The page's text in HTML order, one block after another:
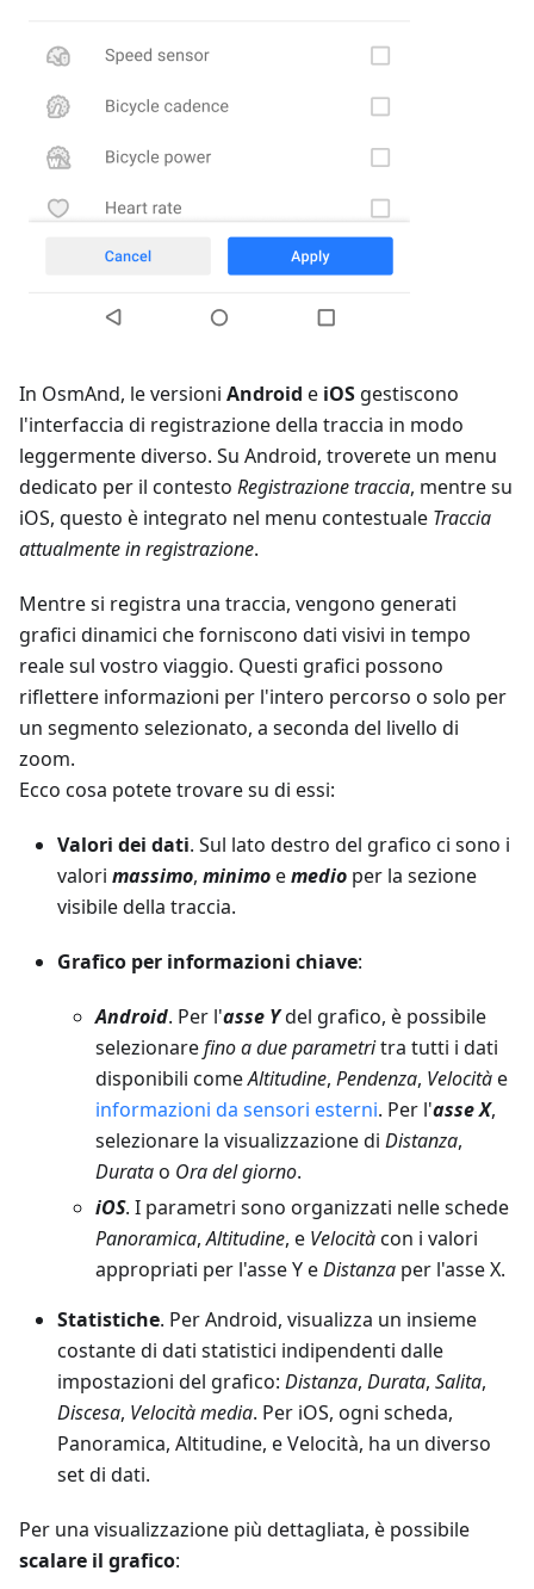
In OsmAnd, le versioni Android e iOS gestiscono
l'interfaccia di registrazione della traccia in modo
leggermente diverso. Su Android, troverete un menu
dedicato per il contesto Registrazione traccia, mentre su
iOS, questo è integrato nel menu contestuale Traccia
attualmente in registrazione.
Mentre si registra una traccia, vengono generati
grafici dinamici che forniscono dati visivi in tempo
reale sul vostro viaggio. Questi grafici possono
riflettere informazioni per l'intero percorso o solo per
un segmento selezionato, a seconda del livello di
zoom.
Ecco cosa potete trovare su di essi:
Valori dei dati. Sul lato destro del grafico ci sono i
valori massimo, minimoemedio per la sezione
visibile della traccia.
Grafico per informazioni chiave:
Android. Per l'asse Ydel grafico, è possibile
selezionarefino a due parametritra tutti i dati
disponibili comeAltitudine, Pendenza, Velocitàe
informazioni da sensori esterni. Per l'asse X,
selezionare la visualizzazione di Distanza,
Duratao Ora del giorno.
iOS. I parametri sono organizzati nelle schede
Panoramica,Altitudine, e Velocitàcon i valori
appropriati per l'asse Y eDistanza per l'asse X.
Statistiche. Per Android, visualizza un insieme
costante di dati statistici indipendenti dalle
impostazioni del grafico: Distanza, Durata, Salita,
Discesa, Velocità media. Per iOS, ogni scheda,
Panoramica, Altitudine, e Velocità, ha un diverso
set di dati.
Per una visualizzazione più dettagliata, è possibile
scalare il grafico: